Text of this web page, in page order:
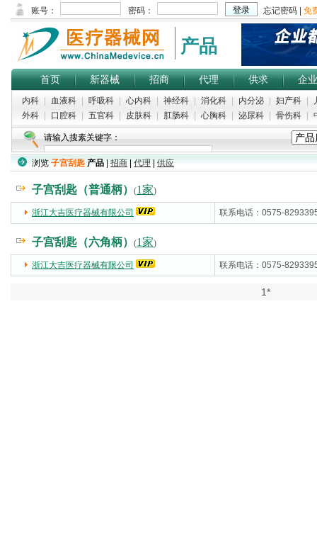
产品
首页 新器械 招商 代理 供求 企业
内科 血液科 呼吸科 心内科 神经科 消化科 内分泌 妇产科
外科
口腔科 五官科 皮肤科 肛肠科 心胸科 泌尿科 骨伤科
请输入搜素关键字：
浏览 子宫刮匙 产品 招商 代理 供应
子宫刮匙（普通柄） (1家)
浙江大吉医疗器械有限公司 联系电话：0575-
子宫刮匙（六角柄） (1家)
浙江大吉医疗器械有限公司 联系电话：0575-
1*